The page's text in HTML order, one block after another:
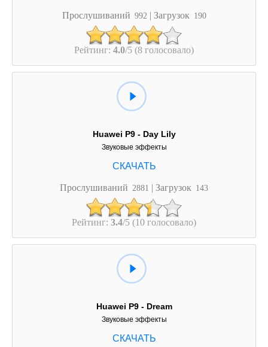
Прослушиваний 992 | Загрузок 190
Рейтинг: 4.0/5 (8 голосовало)
Huawei P9 - Day Lily
Звуковые эффекты
Прослушиваний 2881 | Загрузок 143
Рейтинг: 3.4/5 (10 голосовало)
Huawei P9 - Dream
Звуковые эффекты